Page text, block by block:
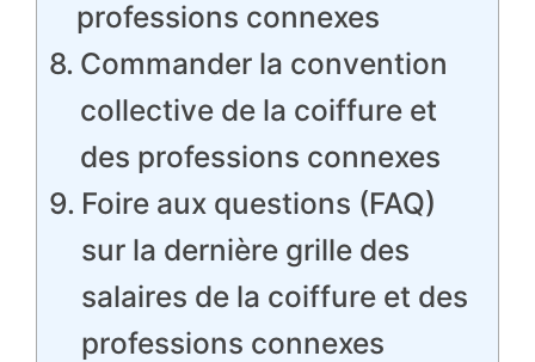
professions connexes
Commander la convention
collective de la coiffure et
des professions connexes
Foire aux questions (FAQ)
sur la dernière grille des
salaires de la coiffure et des
professions connexes